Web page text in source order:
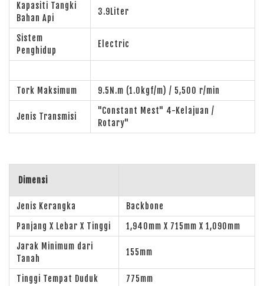
Kapasiti Tangki
Bahan Api
3.9Liter
Sistem
Penghidup
Electric
Tork Maksimum 9.5N.m (1.0kgf/m) / 5,500 r/min
Jenis Transmisi
"Constant Mest" 4-Kelajuan /
Rotary"
Dimensi
Jenis Kerangka
Backbone
Panjang X Lebar X Tinggi
1,940mm X 715mm X 1,090mm
Jarak Minimum dari
Tanah
155mm
Tinggi Tempat Duduk
775mm